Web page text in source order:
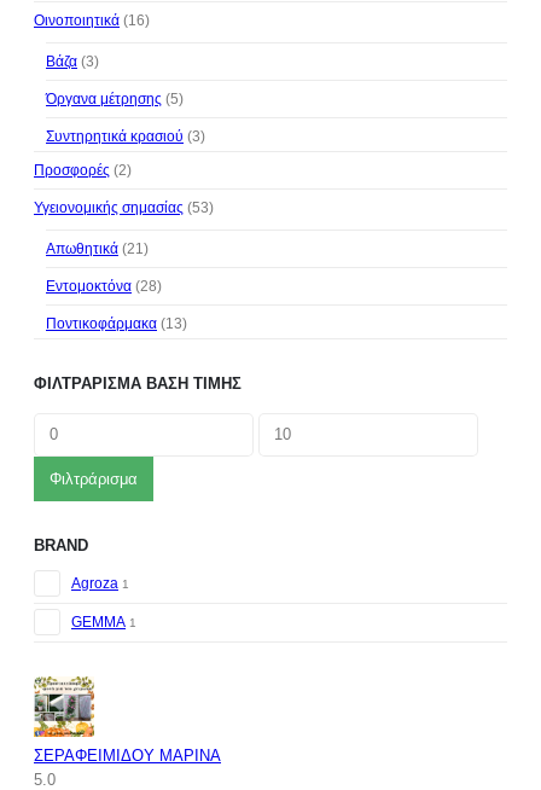
Οινοποιητικά (16)
Βάζα (3)
Όργανα μέτρησης (5)
Συντηρητικά κρασιού (3)
Προσφορές (2)
Υγειονομικής σημασίας (53)
Απωθητικά (21)
Εντομοκτόνα (28)
Ποντικοφάρμακα (13)
ΦΙΛΤΡΆΡΙΣΜΑ ΒΆΣΗ ΤΙΜΉΣ
Φιλτράρισμα
BRAND
Agroza 1
GEMMA 1
ΣΕΡΑΦΕΙΜΙΔΟΥ ΜΑΡΙΝΑ
5.0